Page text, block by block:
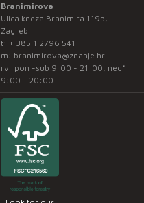
Branimirova
Ulica kneza Branimira 119b,
Zagreb
t: + 385 1 2796 541
m: branimirova@znanje.hr
rv: pon -sub 9:00 - 21:00, ned*
9:00 - 20:00